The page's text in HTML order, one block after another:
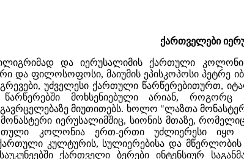
ქართველები
და იერუსალიმის ქართული
და ფილოსოფოსი, მაიუმის ეპისკოპოსი პეტრე
უძველესი ქართული წარწერებითურთ,
მოხსენიებული არიან,
მიუთითებს. ხოლო "ლაზთა
იერუსალიმშიც, სიონის მთაზე, რომელიც
კოლონია ერთ-ერთი უძლიერესი იყო
კულტურის, სულიერებისა და მწერლობის
ქართველი ბერები ინტენსიურ